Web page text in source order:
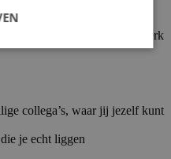
samen maken we het werk
collega’s, waar jij jezelf kunt
je echt liggen